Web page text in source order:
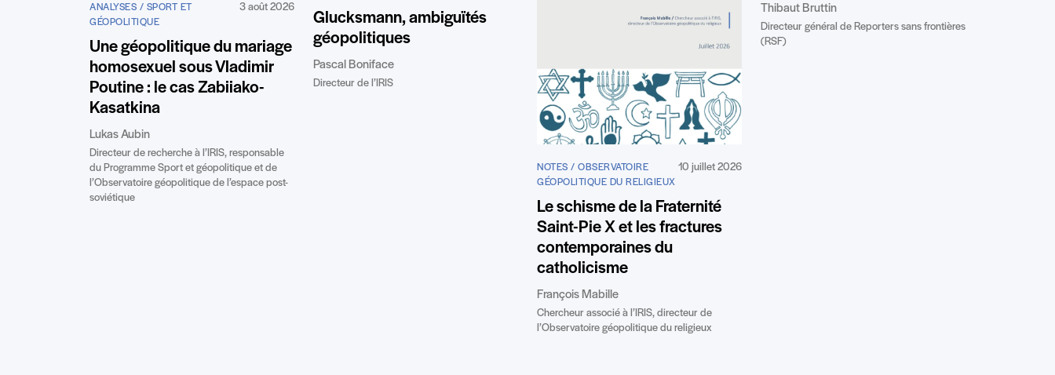
ANALYSES / SPORT ET
GÉOPOLITIQUE
3 août 2026
Une géopolitique du mariage
homosexuel sous Vladimir
Poutine : le cas Zabiiako-
Kasatkina
Lukas Aubin
Directeur de recherche à l’IRIS, responsable
du Programme Sport et géopolitique et de
l’Observatoire géopolitique de l’espace post-
soviétique
Glucksmann, ambiguïtés
géopolitiques
Pascal Boniface
Directeur de l’IRIS
NOTES / OBSERVATOIRE
GÉOPOLITIQUE DU RELIGIEUX
10 juillet 2026
Le schisme de la Fraternité
Saint-Pie X et les fractures
contemporaines du
catholicisme
François Mabille
Chercheur associé à l’IRIS, directeur de
l’Observatoire géopolitique du religieux
Thibaut Bruttin
Directeur général de Reporters sans frontières
(RSF)